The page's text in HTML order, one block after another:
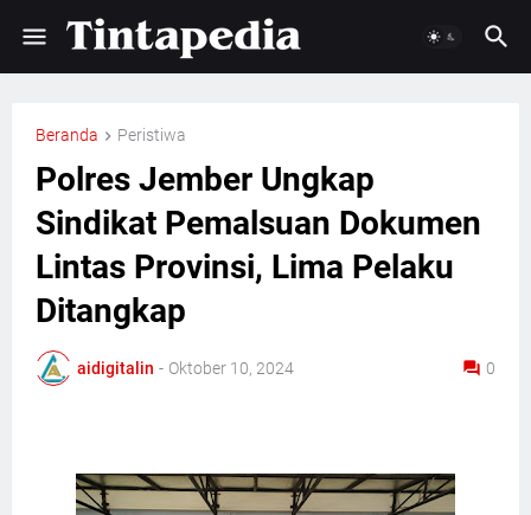
Beranda Peristiwa
Polres Jember Ungkap
Sindikat Pemalsuan Dokumen
Lintas Provinsi, Lima Pelaku
Ditangkap
aidigitalin - Oktober 10, 2024 0